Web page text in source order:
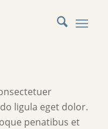
ligula eget dolor.
penatibus et